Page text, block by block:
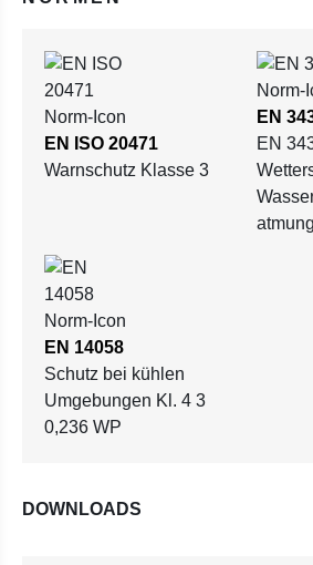
EN ISO 20471
Warnschutz Klasse 3
EN
EN
EN 14058
Schutz bei kühlen
Umgebungen Kl. 4 3
0,236 WP
DOWNLOADS